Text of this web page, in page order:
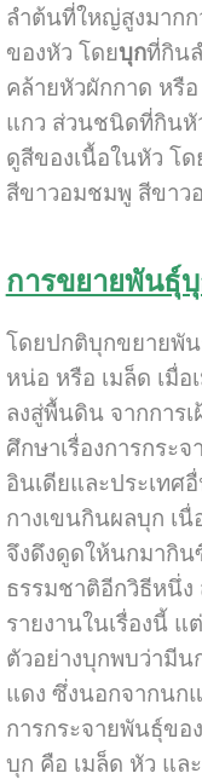
ลำต้นที่ใหญ่สูงมากก
ของหัว โดยบุกที่กิน
คล้ายหัวผักกาด หรื
แกว ส่วนชนิดที่กินหั
ดูสีของเนื้อในหัว โด
สีขาวอมชมพู สีขาว
การขยายพันธุ์
โดยปกติบุกขยายพั
หน่อ หรือ เมล็ด เมื่อ
ลงสู่พื้นดิน จากการ
ศึกษาเรื่องการกระ
อินเดียและประเทศ
กางเขนกินผลบุก เ
จึงดึงดูดให้นกมากิน
ธรรมชาติอีกวิธีหนึ่ง
รายงานในเรื่องนี้ แ
ตัวอย่างบุกพบว่ามี
แดง ซึ่งนอกจากนก
การกระจายพันธุ์ของ
บุก คือ เมล็ด หัว แ